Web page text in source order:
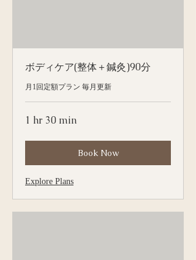
ボディケア(整体＋鍼灸)90分
月1回定額プラン 毎月更新
1 hr 30 min
Book Now
Explore Plans